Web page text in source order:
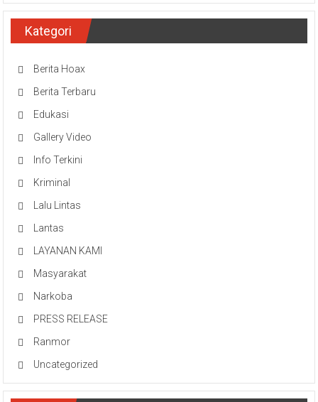
Kategori
Berita Hoax
Berita Terbaru
Edukasi
Gallery Video
Info Terkini
Kriminal
Lalu Lintas
Lantas
LAYANAN KAMI
Masyarakat
Narkoba
PRESS RELEASE
Ranmor
Uncategorized